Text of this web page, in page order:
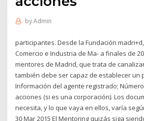
byAdmin
participantes. Desde la Fundación
Comercio e Industria de Ma- a finales de
mentores de Madrid, que trata de
también debe ser capaz de establecer un
Información del agente registrado;
acciones (si es una corporación). Los
necesita, y lo que vaya en ellos, varía
30 Mar 2015 El Mentoring quizás siga